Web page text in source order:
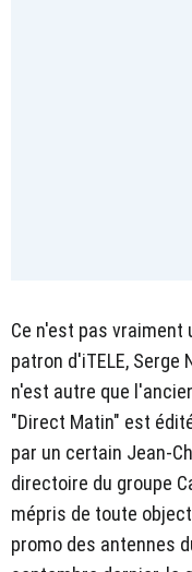
Ce n'est pas vraiment
patron d'iTELE, Serge
n'est autre que
"Direct Matin" est
par un certain Jean-
directoire du groupe
mépris de toute
promo des antennes